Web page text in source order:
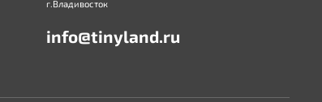
г.Владивосток
info@tinyland.ru